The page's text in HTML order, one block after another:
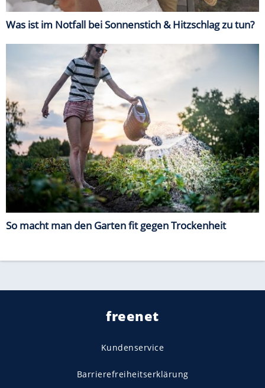
Was ist im Notfall bei Sonnenstich & Hitzschlag zu tun?
So macht man den Garten fit gegen Trockenheit
freenet
Kundenservice
Barrierefreiheitserklärung